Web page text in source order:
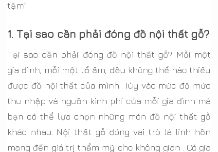
tậm"
1. Tại sao cần phải đóng đồ nội thất gỗ?
Tại sao cần phải đóng đồ nội thất gỗ? Mỗi một
gia đình, mỗi một tổ ấm, đều không thể nào thiếu
được đồ nội thất của mình. Tùy vào mức độ mức
thu nhập và nguồn kinh phí của mỗi gia đình mà
bạn có thể lựa chọn những món đồ nội thất gỗ
khác nhau. Nội thất gỗ đóng vai trò là linh hồn
mang đến giá trị thẩm mỹ cho không gian . Có gia